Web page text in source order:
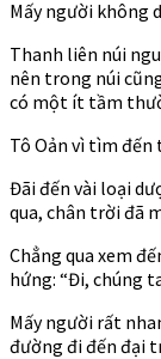
Mấy người không
Thanh liên núi
nên trong núi
có một ít tầm
Tô Oản vì tìm đến
Đãi đến vài loại
qua, chân trời đã
Chẳng qua xem
hứng: “Đi, chúng
Mấy người rất
đường đi đến đại